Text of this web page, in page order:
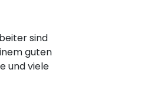
sind
guten
und viele